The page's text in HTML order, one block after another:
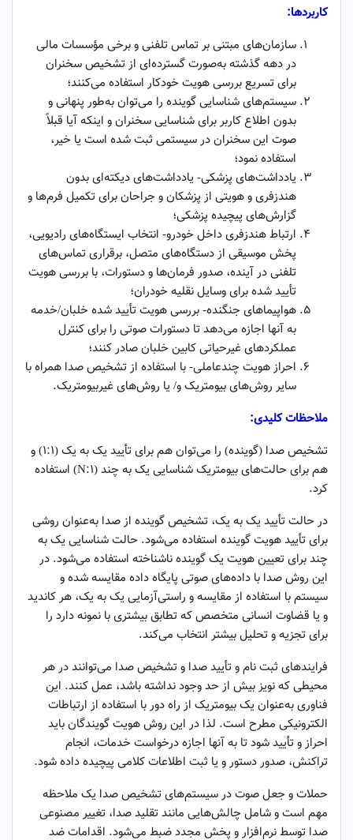
کاربردها:
سازمان‌های مبتنی بر تماس تلفنی و برخی مؤسسات مالی
در دهه گذشته به‌صورت گسترده‌ای از تشخیص سخنران
برای تسریع بررسی هویت خودکار استفاده می‌کنند؛
سیستم‌های شناسایی گوینده را می‌توان به‌طور پنهانی و
بدون اطلاع کاربر برای شناسایی سخنران و اینکه آیا قبلاً
صوت این سخنران در سیستمی ثبت شده است یا خیر،
استفاده نمود؛
یادداشت‌های پزشکی- یادداشت‌های دیکته‌ای بدون
هندزفری و هویتی از پزشکان و جراحان برای تکمیل فرم‌ها و
گزارش‌های پیچیده پزشکی؛
ارتباط هندزفری داخل خودرو- انتخاب ایستگاه‌های رادیویی،
پخش موسیقی از دستگاه‌های متصل، برقراری تماس‌های
تلفنی در آینده، صدور فرمان‌ها و دستورات، با بررسی هویت
تأیید شده برای وسایل نقلیه خودران؛
هواپیماهای جنگنده- بررسی هویت تأیید شده خلبان/خدمه
به آنها اجازه می‌دهد تا دستورات صوتی را برای کنترل
عملکردهای غیرحیاتی کابین خلبان صادر کنند؛
احراز هویت چندعاملی- با استفاده از تشخیص صدا همراه با
سایر روش‌های بیومتریک و/ یا روش‌های غیربیومتریک.
ملاحظات کلیدی:
تشخیص صدا (گوینده) را می‌توان هم برای تأیید یک به یک (1:1) و
هم برای حالت‌های بیومتریک شناسایی یک به چند (1:N) استفاده
کرد.
در حالت تأیید یک به یک، تشخیص گوینده از صدا به‌عنوان روشی
برای تأیید هویت گوینده استفاده می‌شود. حالت شناسایی یک به
چند برای تعیین هویت یک گوینده ناشناخته استفاده می‌شود. در
این روش صدا با داده‌های صوتی پایگاه داده مقایسه شده و
سیستم با استفاده از مقایسه و راستی‌آزمایی یک به یک، هر کاندید
و یا قضاوت انسانی متخصص که تطابق بیشتری با نمونه دارد را
برای تجزیه و تحلیل بیشتر انتخاب می‌کند.
فرایندهای ثبت نام و تأیید صدا و تشخیص صدا می‌توانند در هر
محیطی که نویز بیش از حد وجود نداشته باشد، عمل کنند. این
فناوری به‌عنوان یک بیومتریک از راه دور با استفاده از ارتباطات
الکترونیکی مطرح است. لذا در این روش هویت گویندگان باید
احراز و تأیید شود تا به آنها اجازه درخواست خدمات، انجام
تراکنش، صدور دستور و یا ثبت اطلاعات کلامی پیچیده داده شود.
حملات و جعل صوت در سیستم‌های تشخیص صدا یک ملاحظه
مهم است و شامل چالش‌هایی مانند تقلید صدا، تغییر مصنوعی
صدا توسط نرم‌افزار و پخش مجدد ضبط می‌شود. اقدامات ضد